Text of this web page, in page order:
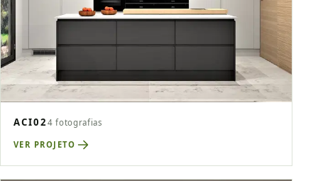
ACI02 4 fotografias
VER PROJETO